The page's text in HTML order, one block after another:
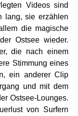
Videos sind
lang, sie erzählen
die magische
Ostsee wieder.
die nach einem
Stimmung eines
ein anderer Clip
und mit dem
Ostsee-Lounges.
von Surfern